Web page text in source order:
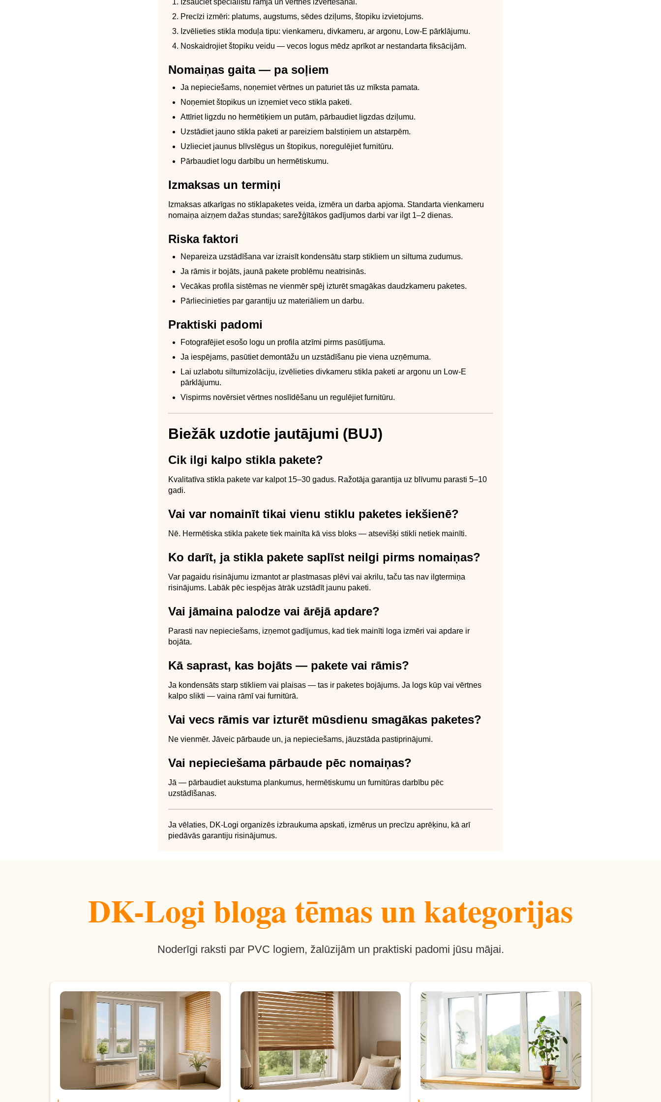
Izsauciet speciālistu rāmja un vērtnes izvērtēšanai.
Precīzi izmēri: platums, augstums, sēdes dziļums, štopiku izvietojums.
Izvēlieties stikla moduļa tipu: vienkameru, divkameru, ar argonu, Low-E pārklājumu.
Noskaidrojiet štopiku veidu — vecos logus mēdz aprīkot ar nestandarta fiksācijām.
Nomaiņas gaita — pa soļiem
Ja nepieciešams, noņemiet vērtnes un paturiet tās uz mīksta pamata.
Noņemiet štopikus un izņemiet veco stikla paketi.
Attīriet ligzdu no hermētiķiem un putām, pārbaudiet ligzdas dziļumu.
Uzstādiet jauno stikla paketi ar pareiziem balstiņiem un atstarpēm.
Uzlieciet jaunus blīvslēgus un štopikus, noregulējiet furnitūru.
Pārbaudiet logu darbību un hermētiskumu.
Izmaksas un termiņi
Izmaksas atkarīgas no stiklapaketes veida, izmēra un darba apjoma. Standarta vienkameru
nomaiņa aizņem dažas stundas; sarežģītākos gadījumos darbi var ilgt 1–2 dienas.
Riska faktori
Nepareiza uzstādīšana var izraisīt kondensātu starp stikliem un siltuma zudumus.
Ja rāmis ir bojāts, jaunā pakete problēmu neatrisinās.
Vecākas profila sistēmas ne vienmēr spēj izturēt smagākas daudzkameru paketes.
Pārliecinieties par garantiju uz materiāliem un darbu.
Praktiski padomi
Fotografējiet esošo logu un profila atzīmi pirms pasūtījuma.
Ja iespējams, pasūtiet demontāžu un uzstādīšanu pie viena uzņēmuma.
Lai uzlabotu siltumizolāciju, izvēlieties divkameru stikla paketi ar argonu un Low-E
pārklājumu.
Vispirms novērsiet vērtnes noslīdēšanu un regulējiet furnitūru.
Biežāk uzdotie jautājumi (BUJ)
Cik ilgi kalpo stikla pakete?
Kvalitatīva stikla pakete var kalpot 15–30 gadus. Ražotāja garantija uz blīvumu parasti 5–10
gadi.
Vai var nomainīt tikai vienu stiklu paketes iekšienē?
Nē. Hermētiska stikla pakete tiek mainīta kā viss bloks — atsevišķi stikli netiek mainīti.
Ko darīt, ja stikla pakete saplīst neilgi pirms nomaiņas?
Var pagaidu risinājumu izmantot ar plastmasas plēvi vai akrilu, taču tas nav ilgtermiņa
risinājums. Labāk pēc iespējas ātrāk uzstādīt jaunu paketi.
Vai jāmaina palodze vai ārējā apdare?
Parasti nav nepieciešams, izņemot gadījumus, kad tiek mainīti loga izmēri vai apdare ir
bojāta.
Kā saprast, kas bojāts — pakete vai rāmis?
Ja kondensāts starp stikliem vai plaisas — tas ir paketes bojājums. Ja logs kūp vai vērtnes
kalpo slikti — vaina rāmī vai furnitūrā.
Vai vecs rāmis var izturēt mūsdienu smagākas paketes?
Ne vienmēr. Jāveic pārbaude un, ja nepieciešams, jāuzstāda pastiprinājumi.
Vai nepieciešama pārbaude pēc nomaiņas?
Jā — pārbaudiet aukstuma plankumus, hermētiskumu un furnitūras darbību pēc
uzstādīšanas.
Ja vēlaties, DK-Logi organizēs izbraukuma apskati, izmērus un precīzu aprēķinu, kā arī
piedāvās garantiju risinājumus.
DK-Logi bloga tēmas un kategorijas
Noderīgi raksti par PVC logiem, žalūzijām un praktiski padomi jūsu mājai.